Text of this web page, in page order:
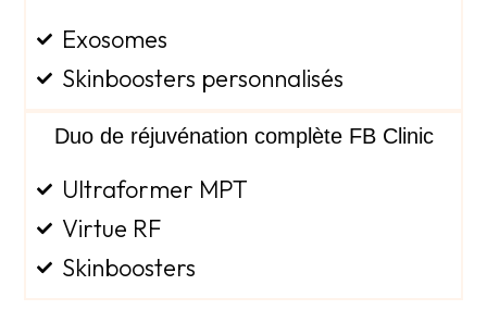
Exosomes
Skinboosters personnalisés
Duo de réjuvénation complète FB Clinic
Ultraformer MPT
Virtue RF
Skinboosters